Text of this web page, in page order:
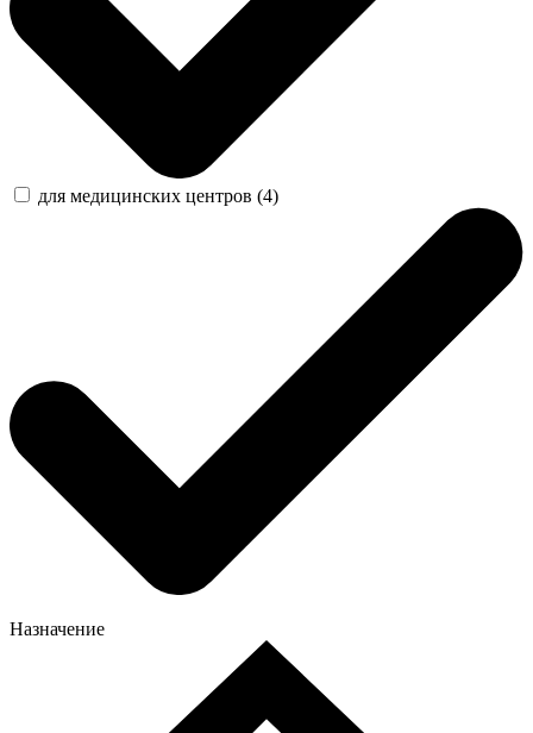
для медицинских центров (4)
Назначение